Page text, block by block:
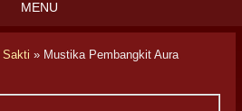
MENU
Sakti » Mustika Pembangkit Aura